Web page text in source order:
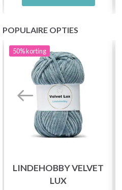
POPULAIRE OPTIES
50%korting
LINDEHOBBY VELVET
LUX